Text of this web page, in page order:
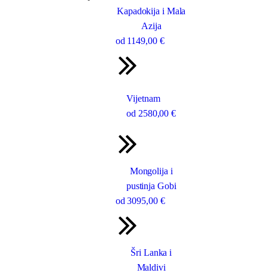
Kapadokija i Mala
Azija
od 1149,00 €
Vijetnam
od 2580,00 €
Mongolija i
pustinja Gobi
od3095,00 €
Šri Lanka i
Maldivi